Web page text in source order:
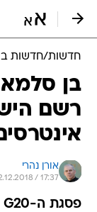
חדשות/חדשות
בן
אורן נהרי
/ 17:37